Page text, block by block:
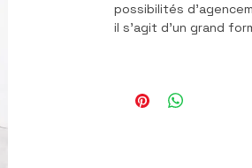
possibilités
il s'agit d'un grand